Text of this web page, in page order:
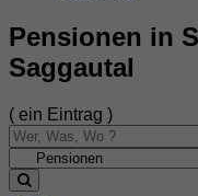
Pensionen in
Saggautal
( ein Eintrag )